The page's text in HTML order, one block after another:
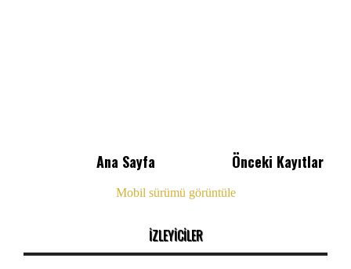
Önceki Kayıtlar
Ana Sayfa
Mobil sürümü görüntüle
İZLEYİCİLER